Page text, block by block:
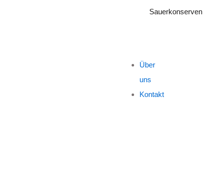
Sauerkonserven
Über
uns
Kontakt